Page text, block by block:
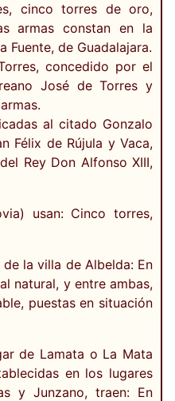
cinco torres de oro,
armas constan en la
Fuente, de Guadalajara.
concedido por el
José de Torres y
al citado Gonzalo
Félix de Rújula y Vaca,
Rey Don Alfonso XIII,
usan: Cinco torres,
la villa de Albelda: En
natural, y entre ambas,
puestas en situación
de Lamata o La Mata
en los lugares
y Junzano, traen: En